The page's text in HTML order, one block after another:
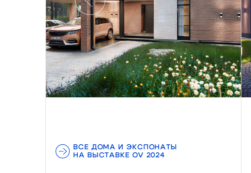
Предыдущий
ВСЕ ДОМА И ЭКСПОНАТЫ
НА ВЫСТАВКЕ OV 2024